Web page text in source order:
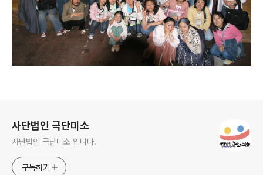
사단법인 극단미소
사단법인 극단미소 입니다.
구독하기